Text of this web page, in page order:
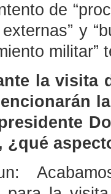
de
y
militar”
la visita
¿qué